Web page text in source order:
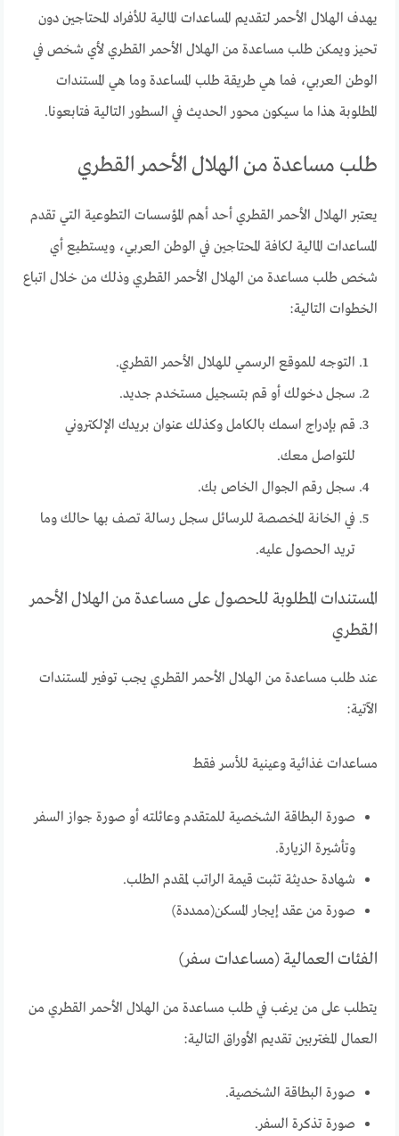
يهدف الهلال الأحمر لتقديم المساعدات المالية للأفراد المحتاجين دون
تحيز ويمكن طلب مساعدة من الهلال الأحمر القطري لأي شخص في
الوطن العربي، فما هي طريقة طلب المساعدة وما هي المستندات
المطلوبة هذا ما سيكون محور الحديث في السطور التالية فتابعونا.
طلب مساعدة من الهلال الأحمر القطري
يعتبر الهلال الأحمر القطري أحد أهم المؤسسات التطوعية التي تقدم
المساعدات المالية لكافة المحتاجين في الوطن العربي، ويستطيع أي
شخص طلب مساعدة من الهلال الأحمر القطري وذلك من خلال اتباع
الخطوات التالية:
التوجه للموقع الرسمي للهلال الأحمر القطري.
سجل دخولك أو قم بتسجيل مستخدم جديد.
قم بإدراج اسمك بالكامل وكذلك عنوان بريدك الإلكتروني
للتواصل معك.
سجل رقم الجوال الخاص بك.
في الخانة المخصصة للرسائل سجل رسالة تصف بها حالك وما
تريد الحصول عليه.
المستندات المطلوبة للحصول على مساعدة من الهلال الأحمر
القطري
عند طلب مساعدة من الهلال الأحمر القطري يجب توفير المستندات
الآتية:
مساعدات غذائية وعينية للأسر فقط
صورة البطاقة الشخصية للمتقدم وعائلته أو صورة جواز السفر
وتأشيرة الزيارة.
شهادة حديثة تثبت قيمة الراتب لمقدم الطلب.
صورة من عقد إيجار المسكن(ممددة)
الفئات العمالية (مساعدات سفر)
يتطلب على من يرغب في طلب مساعدة من الهلال الأحمر القطري من
العمال المغتربين تقديم الأوراق التالية:
صورة البطاقة الشخصية.
صورة تذكرة السفر.